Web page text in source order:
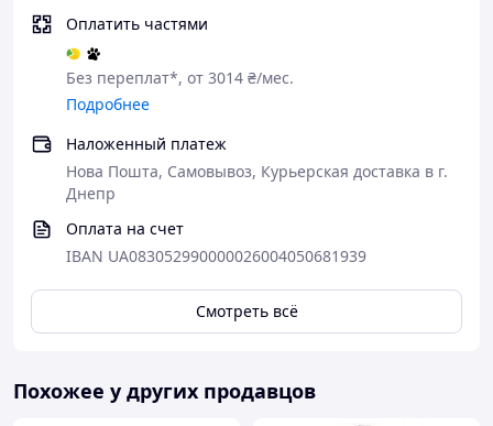
Тормоз
Лебедка для квадроцикла и автомобиля X-Bull с
синтетической веревкой и автоматическим
тормозом
предназначенное для эффективного использования в
условиях внедорожья, для эвакуации, буксировки и
других спасательных операций. С максимальным
тяговым усилием, синтетическим канатом и
встроенным автоматическим тормозом, она
предоставляет высокий уровень безопасности и
как на квадроциклах, так и на легковых автомобилях. С
Оплатить частями
Без переплат*, от 3014 ₴/мес.
Подробнее
Наложенный платеж
Нова Пошта, Самовывоз, Курьерская доставка в г.
Днепр
Оплата на счет
IBAN UA083052990000026004050681939
Смотреть всё
Похожее у других продавцов